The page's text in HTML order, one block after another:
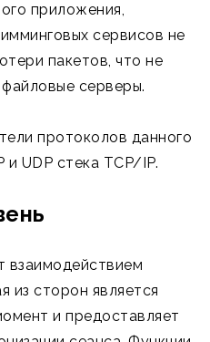
приложения,
сервисов не
пакетов, что не
серверы.
протоколов данного
UDP стека TCP/IP.
взаимодействием
из сторон является
и предоставляет